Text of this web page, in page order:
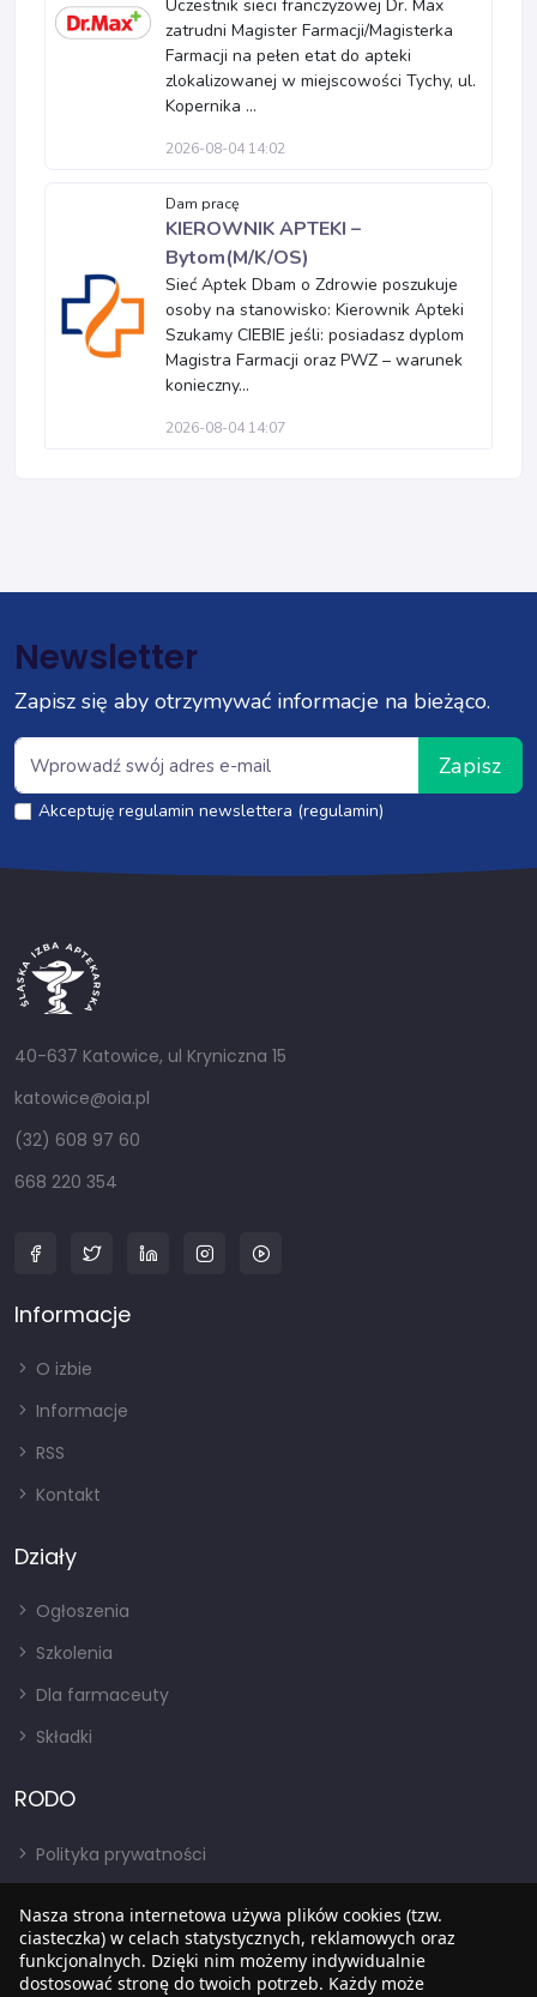
Uczestnik sieci franczyzowej Dr. Max
zatrudni Magister Farmacji/Magisterka
Farmacji na pełen etat do apteki
zlokalizowanej w miejscowości Tychy, ul.
Kopernika ...
2026-08-04 14:02
Dam pracę
KIEROWNIK APTEKI –
Bytom(M/K/OS)
Sieć Aptek Dbam o Zdrowie poszukuje
osoby na stanowisko: Kierownik Apteki
Szukamy CIEBIE jeśli: posiadasz dyplom
Magistra Farmacji oraz PWZ – warunek
konieczny...
2026-08-04 14:07
Newsletter
Zapisz się aby otrzymywać informacje na bieżąco.
Zapisz
Akceptuję regulamin newslettera (regulamin)
40-637 Katowice, ul Kryniczna 15
katowice@oia.pl
(32) 608 97 60
668 220 354
Informacje
O izbie
Informacje
RSS
Kontakt
Działy
Ogłoszenia
Szkolenia
Dla farmaceuty
Składki
RODO
Polityka prywatności
RODO
BIP
Nasza strona internetowa używa plików cookies (tzw.
ciasteczka) w celach statystycznych, reklamowych oraz
funkcjonalnych. Dzięki nim możemy indywidualnie
dostosować stronę do twoich potrzeb. Każdy może